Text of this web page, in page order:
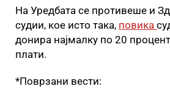
На Уредбата се противеше и
судии, кое исто така, повика
донира најмалку по 20
плати.
*Поврзани вести: